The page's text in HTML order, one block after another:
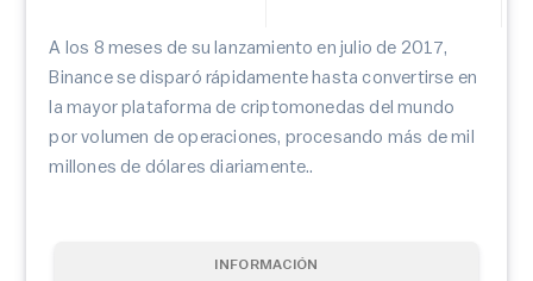
INFORMACIÓN
A los 8 meses de su lanzamiento en julio de 2017,
Binance se disparó rápidamente hasta convertirse en
la mayor plataforma de criptomonedas del mundo
por volumen de operaciones, procesando más de mil
millones de dólares diariamente..